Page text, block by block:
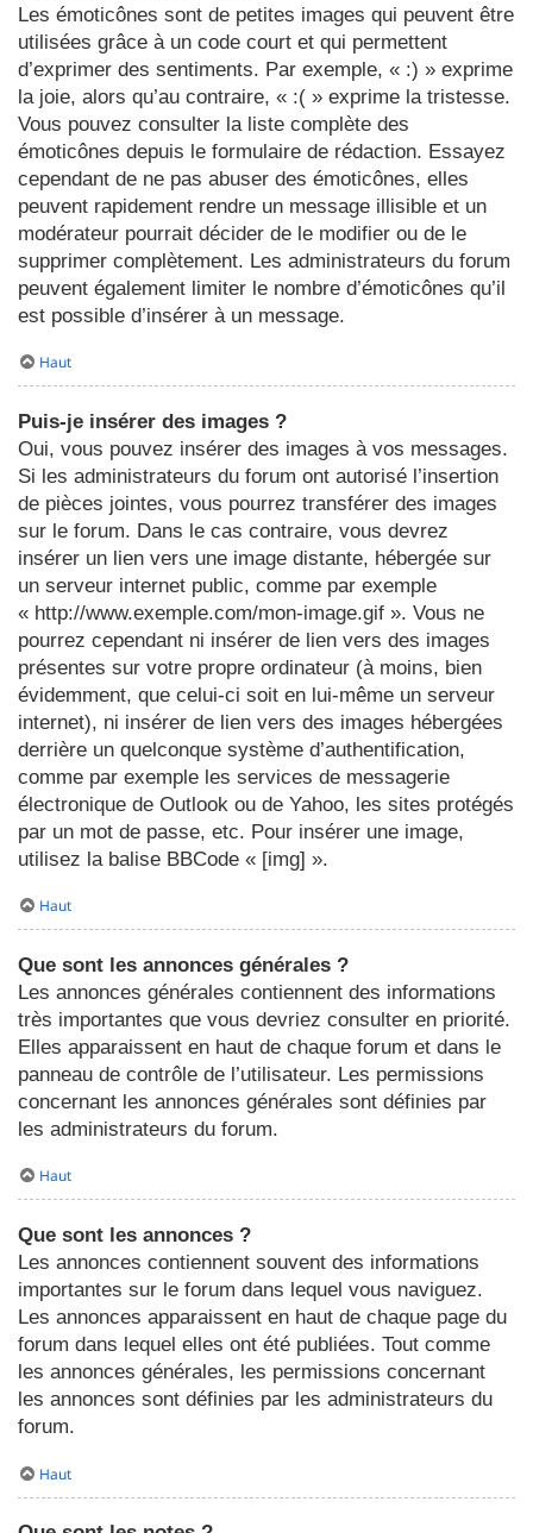
Les émoticônes sont de petites images qui peuvent être
utilisées grâce à un code court et qui permettent
d’exprimer des sentiments. Par exemple, « :) » exprime
la joie, alors qu’au contraire, « :( » exprime la tristesse.
Vous pouvez consulter la liste complète des
émoticônes depuis le formulaire de rédaction. Essayez
cependant de ne pas abuser des émoticônes, elles
peuvent rapidement rendre un message illisible et un
modérateur pourrait décider de le modifier ou de le
supprimer complètement. Les administrateurs du forum
peuvent également limiter le nombre d’émoticônes qu’il
est possible d’insérer à un message.
Haut
Puis-je insérer des images ?
Oui, vous pouvez insérer des images à vos messages.
Si les administrateurs du forum ont autorisé l’insertion
de pièces jointes, vous pourrez transférer des images
sur le forum. Dans le cas contraire, vous devrez
insérer un lien vers une image distante, hébergée sur
un serveur internet public, comme par exemple
« http://www.exemple.com/mon-image.gif ». Vous ne
pourrez cependant ni insérer de lien vers des images
présentes sur votre propre ordinateur (à moins, bien
évidemment, que celui-ci soit en lui-même un serveur
internet), ni insérer de lien vers des images hébergées
derrière un quelconque système d’authentification,
comme par exemple les services de messagerie
électronique de Outlook ou de Yahoo, les sites protégés
par un mot de passe, etc. Pour insérer une image,
utilisez la balise BBCode « [img] ».
Haut
Que sont les annonces générales ?
Les annonces générales contiennent des informations
très importantes que vous devriez consulter en priorité.
Elles apparaissent en haut de chaque forum et dans le
panneau de contrôle de l’utilisateur. Les permissions
concernant les annonces générales sont définies par
les administrateurs du forum.
Haut
Que sont les annonces ?
Les annonces contiennent souvent des informations
importantes sur le forum dans lequel vous naviguez.
Les annonces apparaissent en haut de chaque page du
forum dans lequel elles ont été publiées. Tout comme
les annonces générales, les permissions concernant
les annonces sont définies par les administrateurs du
forum.
Haut